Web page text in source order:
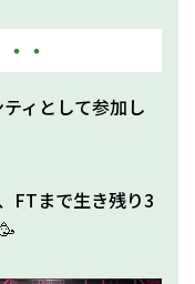
・
ィとして参加し
FTまで生き残り3